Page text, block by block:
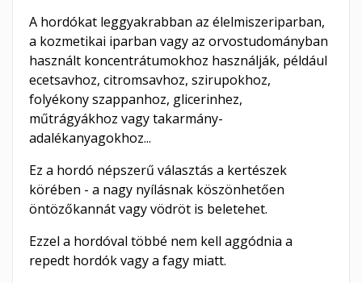
A hordókat leggyakrabban az élelmiszeriparban,
a kozmetikai iparban vagy az orvostudományban
használt koncentrátumokhoz használják, például
ecetsavhoz, citromsavhoz, szirupokhoz,
folyékony szappanhoz, glicerinhez,
műtrágyákhoz vagy takarmány-
adalékanyagokhoz...
Ez a hordó népszerű választás a kertészek
körében - a nagy nyílásnak köszönhetően
öntözőkannát vagy vödröt is beletehet.
Ezzel a hordóval többé nem kell aggódnia a
repedt hordók vagy a fagy miatt.